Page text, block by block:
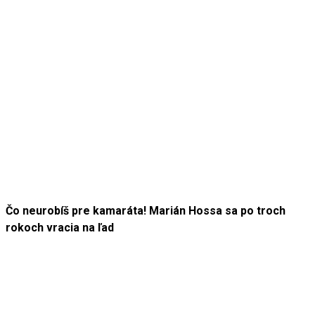
Čo neurobíš pre kamaráta! Marián Hossa sa po troch
rokoch vracia na ľad